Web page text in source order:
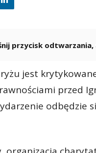
przycisk
jest
przed
odbędzie